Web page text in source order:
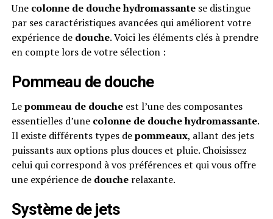
Une colonne de douche hydromassantese distingue
par ses caractéristiques avancées qui améliorent votre
expérience de douche. Voici les éléments clés à prendre
en compte lors de votre sélection :
Pommeau de douche
Lepommeau de doucheest l’une des composantes
essentielles d’une colonne de douche hydromassante.
Il existe différents types depommeaux, allant des jets
puissants aux options plus douces et pluie. Choisissez
celui qui correspond à vos préférences et qui vous offre
une expérience de doucherelaxante.
Système de jets